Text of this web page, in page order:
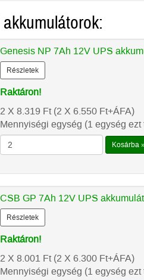
Genesis NP 7Ah 12V UPS
Részletek
Raktáron!
2 X 8.319 Ft(2 X 6.550 Ft+ÁFA)
Mennyiségi egység (1 egység ezt
Kosárba »
CSB GP 7Ah 12V UPS
Részletek
Raktáron!
2 X 8.001 Ft(2 X 6.300 Ft+ÁFA)
Mennyiségi egység (1 egység ezt